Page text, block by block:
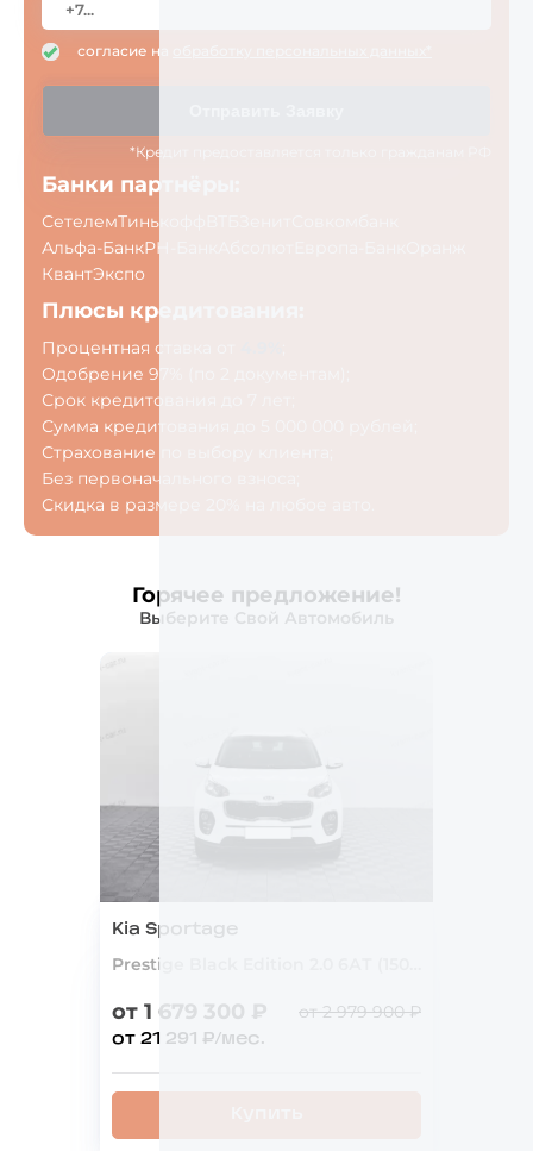
согласие на
*Кредит предоставляется только гражданам РФ
Банки партнёры:
СетелемТинькофф
Альфа-БанкРН-Банк
КвантЭкспо
Плюсы кредитования:
Процентная ставка от
Одобрение 97% (по 2 документам);
Срок кредитования до 7 лет;
Сумма кредитования до 5 000 000 рублей;
Страхование по выбору клиента;
Без первоначального взноса;
Скидка в размере 20% на любое авто.
Горячее предложение!
Выберите Свой Автомобиль
Kia Sportage
от 1 679 300 ₽ от 2 979 900 ₽
от 21 291 ₽/мес.